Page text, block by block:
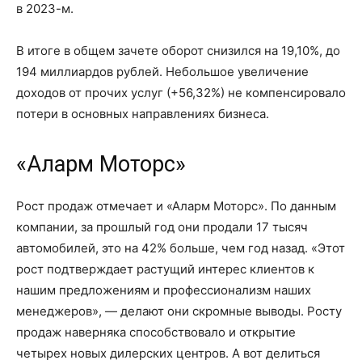
в 2023-м.
В итоге в общем зачете оборот снизился на 19,10%, до
194 миллиардов рублей. Небольшое увеличение
доходов от прочих услуг (+56,32%) не компенсировало
потери в основных направлениях бизнеса.
«Аларм Моторс»
Рост продаж отмечает и «Аларм Моторс». По данным
компании, за прошлый год они продали 17 тысяч
автомобилей, это на 42% больше, чем год назад. «Этот
рост подтверждает растущий интерес клиентов к
нашим предложениям и профессионализм наших
менеджеров», — делают они скромные выводы. Росту
продаж наверняка способствовало и открытие
четырех новых дилерских центров. А вот делиться